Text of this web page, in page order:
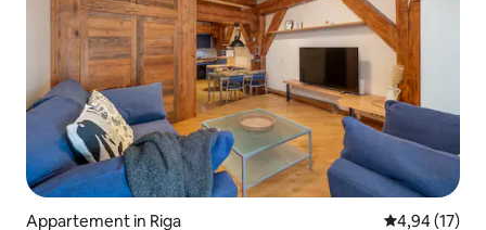
Appartement in Riga Gemiddelde
4,94 (17)